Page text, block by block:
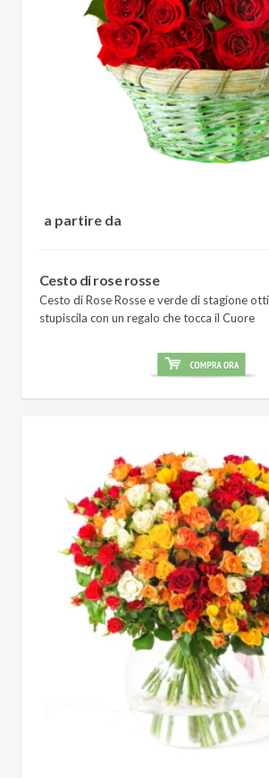
a partire da
Cesto di rose rosse
Cesto di Rose Rosse e verde di stagione
stupiscila con un regalo che tocca il Cuore